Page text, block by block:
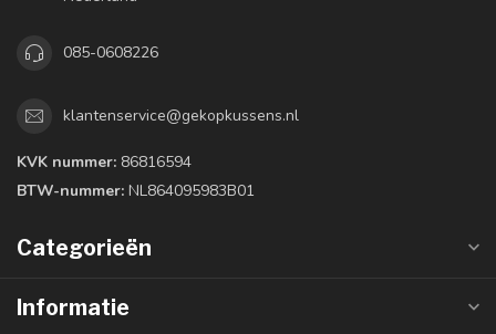
085-0608226
klantenservice@gekopkussens.nl
KVK nummer: 86816594
BTW-nummer: NL864095983B01
Categorieën
Informatie